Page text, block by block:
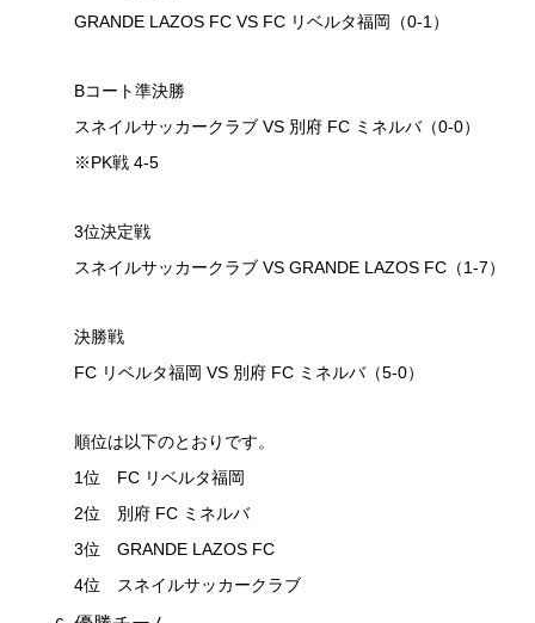
GRANDE LAZOS FC VS FC リベルタ福岡（0-1）
Bコート準決勝
スネイルサッカークラブ VS 別府 FC ミネルバ（0-0）
※PK戦 4-5
3位決定戦
スネイルサッカークラブ VS GRANDE LAZOS FC（1-7）
決勝戦
FC リベルタ福岡 VS 別府 FC ミネルバ（5-0）
順位は以下のとおりです。
1位 FC リベルタ福岡
2位 別府 FC ミネルバ
3位 GRANDE LAZOS FC
4位 スネイルサッカークラブ